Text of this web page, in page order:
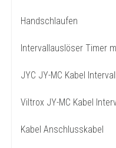
Handschlaufen
Intervallauslöser Timer
JYC JY-MC Kabel
Viltrox JY-MC Kabel
Kabel Anschlusskabel